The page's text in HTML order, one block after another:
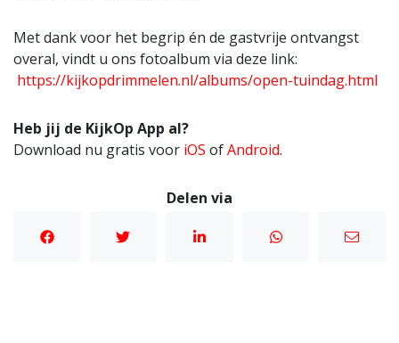
Met dank voor het begrip én de gastvrije ontvangst
overal, vindt u ons fotoalbum via deze link:
https://kijkopdrimmelen.nl/albums/open-tuindag.html
Heb jij de KijkOp App al?
Download nu gratis voor iOS ofAndroid.
Delen via